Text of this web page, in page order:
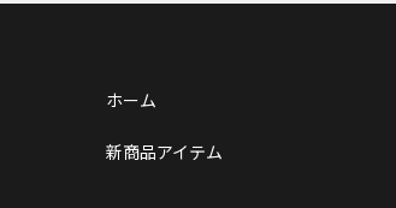
ホーム
新商品アイテム